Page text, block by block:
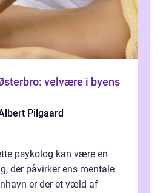
velvære i byens
Pilgaard
psykolog kan være en
der påvirker ens mentale
er der et væld af